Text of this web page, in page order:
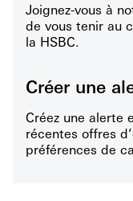
Joignez-vous à
de vous tenir au
la HSBC.
Créer une
Créez une alerte
récentes offres
préférences de